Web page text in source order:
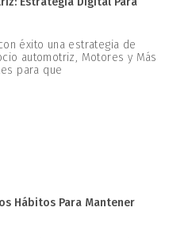
éxito una estrategia de
automotriz, Motores y Más
para que
Hábitos Para Mantener